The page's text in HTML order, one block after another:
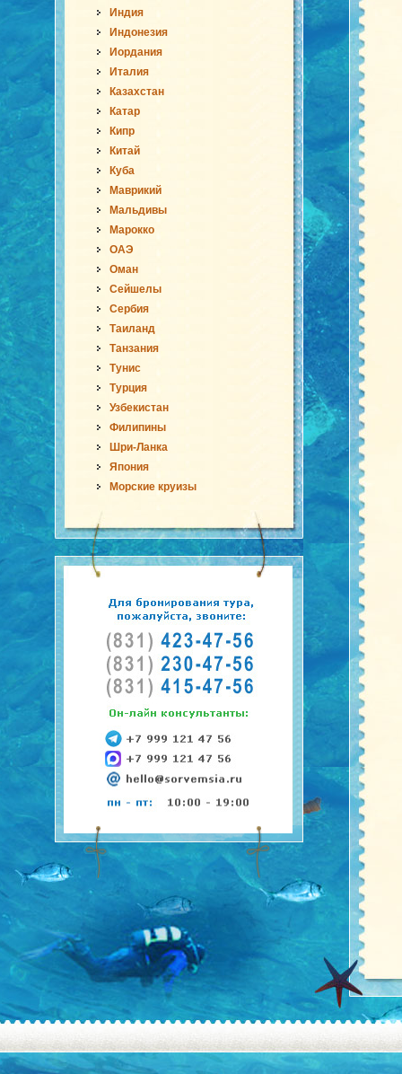
Индия
Индонезия
Иордания
Италия
Казахстан
Катар
Кипр
Китай
Куба
Маврикий
Мальдивы
Марокко
ОАЭ
Оман
Сейшелы
Сербия
Таиланд
Танзания
Тунис
Турция
Узбекистан
Филипины
Шри-Ланка
Япония
Морские круизы